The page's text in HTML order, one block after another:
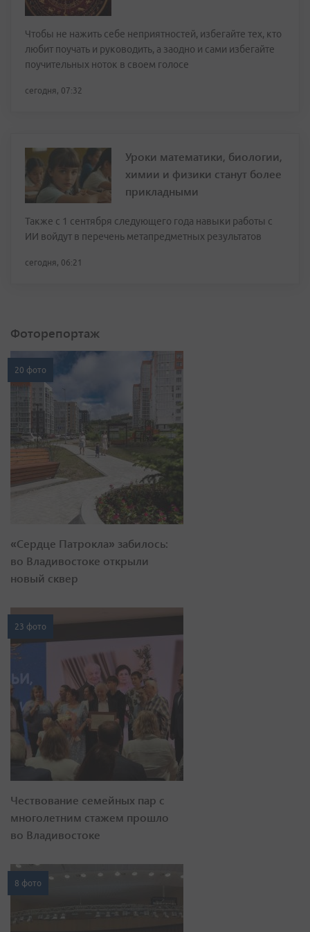
Чтобы не нажить себе неприятностей, избегайте тех, кто
любит поучать и руководить, а заодно и сами избегайте
поучительных ноток в своем голосе
сегодня, 07:32
Уроки математики, биологии,
химии и физики станут более
прикладными
Также с 1 сентября следующего года навыки работы с
ИИ войдут в перечень метапредметных результатов
сегодня, 06:21
Фоторепортаж
20 фото
«Сердце Патрокла» забилось:
во Владивостоке открыли
новый сквер
23 фото
Чествование семейных пар с
многолетним стажем прошло
во Владивостоке
8 фото